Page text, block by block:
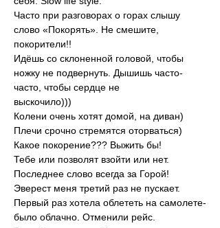
Часто при разговорах о горах слышу
слово «Покорять». Не смешите,
покорители!!
Идёшь со склоненной головой, чтобы
ножку не подвернуть. Дышишь часто-
часто, чтобы сердце не
выскочило)))
Колени очень хотят домой, на диван)
Плечи срочно стремятся оторваться)
Какое покорение??? Выжить бы!
Тебе или позволят взойти или нет.
Последнее слово всегда за Горой!
Эверест меня третий раз не пускает.
Первый раз хотела облететь на самолете-
было облачно. Отменили рейс.